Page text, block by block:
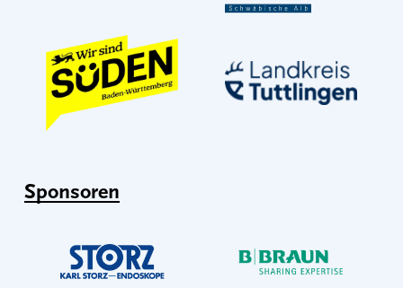
Sponsoren